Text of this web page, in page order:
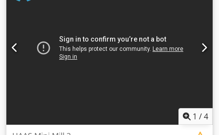
1 /4